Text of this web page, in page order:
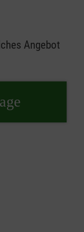
Angebot